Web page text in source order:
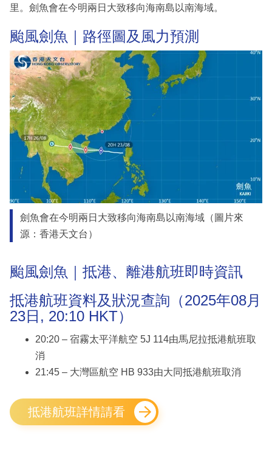
訂
閱
專
區
里。劍魚會在今明兩日大致移向海南島以南海域。
颱風劍魚｜路徑圖及風力預測
劍魚會在今明兩日大致移向海南島以南海域（圖片來
源：香港天文台）
颱風劍魚｜抵港、離港航班即時資訊
抵港航班資料及狀況查詢（2025年08月
23日, 20:10 HKT）
20:20 – 宿霧太平洋航空 5J 114由馬尼拉抵港航班取
消
21:45 – 大灣區航空 HB 933由大同抵港航班取消
抵港航班詳情請看